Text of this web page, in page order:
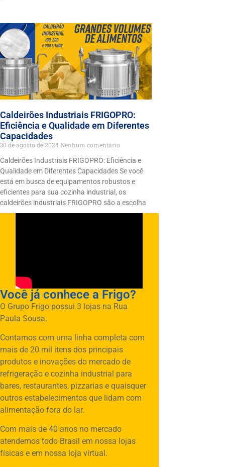
Caldeirões Industriais FRIGOPRO:
Eficiência e Qualidade em Diferentes
Capacidades
30 de agosto de 2024 Nenhum comentário
Caldeirões Industriais FRIGOPRO: Eficiência e
Qualidade em Diferentes Capacidades Se você
está em busca de equipamentos robustos e
eficientes para sua cozinha industrial, os
caldeirões industriais FRIGOPRO são a escolha
Você já conhece a Frigo?
O Grupo Frigo possui 3 lojas na Rua
Paula Sousa.
Contamos com uma linha completa com
mais de 20 mil itens dos principais
produtos e inovações do mercado de
refrigeração e cozinha industrial para
bares, restaurantes, pizzarias e quaisquer
outros estabelecimentos que lidam com
alimentação fora do lar.
Com mais de 40 anos no mercado
atendemos todo Brasil em nossa lojas
físicas e em nossa loja virtual.